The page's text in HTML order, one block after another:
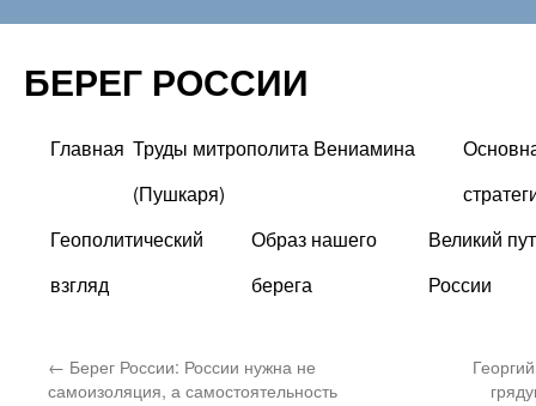
БЕРЕГ РОССИИ
Перейти
содержимому
Главная Труды митрополита Вениамина
(Пушкаря)
Геополитический
взгляд
Образ нашего
берега
Великий
России
← Берег России: России нужна не
самоизоляция, а самостоятельность